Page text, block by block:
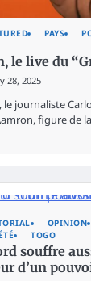
PAYS
le live du
28, 2025
journaliste
figure de
OPINION
TOGO
souffre
d’un